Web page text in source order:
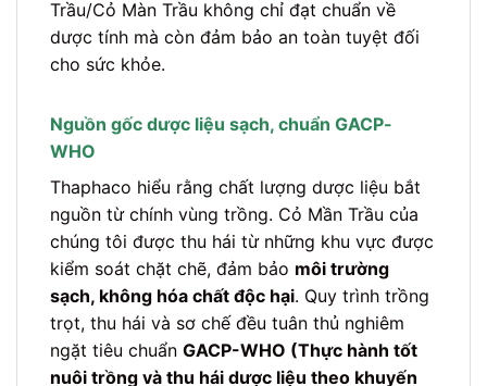
Trầu/Cỏ Màn Trầu không chỉ đạt chuẩn về
dược tính mà còn đảm bảo an toàn tuyệt đối
cho sức khỏe.
Nguồn gốc dược liệu sạch, chuẩn GACP-
WHO
Thaphaco hiểu rằng chất lượng dược liệu bắt
nguồn từ chính vùng trồng. Cỏ Mần Trầu của
chúng tôi được thu hái từ những khu vực được
kiểm soát chặt chẽ, đảm bảo môi trường
sạch, không hóa chất độc hại. Quy trình trồng
trọt, thu hái và sơ chế đều tuân thủ nghiêm
ngặt tiêu chuẩn GACP-WHO (Thực hành tốt
nuôi trồng và thu hái dược liệu theo khuyến